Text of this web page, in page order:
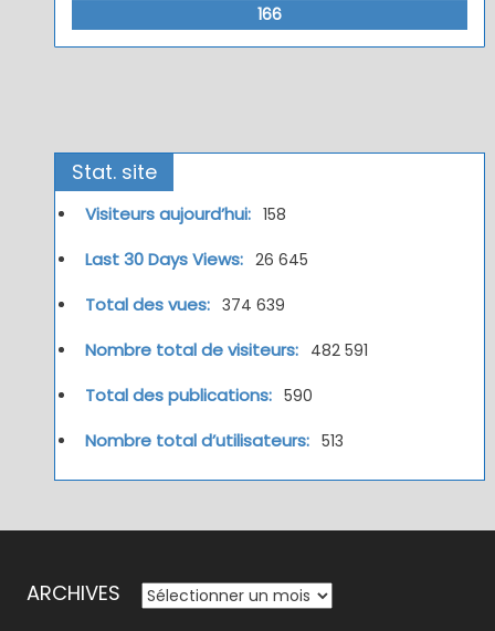
166
Stat. site
Visiteurs aujourd’hui: 158
Last 30 Days Views: 26 645
Total des vues: 374 639
Nombre total de visiteurs: 482 591
Total des publications: 590
Nombre total d’utilisateurs: 513
ARCHIVES ARCHIVES